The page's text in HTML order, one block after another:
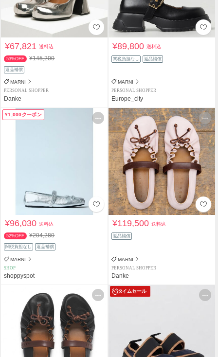
¥67,821送料込
53%OFF ¥145,200
返品補償
MARNI
PERSONAL SHOPPER
Danke
¥89,800送料込
関税負担なし 返品補償
MARNI
PERSONAL SHOPPER
Europe_city
¥1,000クーポン
¥96,030送料込
52%OFF ¥204,280
関税負担なし 返品補償
MARNI
SHOP
shoppyspot
¥119,500送料込
返品補償
MARNI
PERSONAL SHOPPER
Danke
タイムセール